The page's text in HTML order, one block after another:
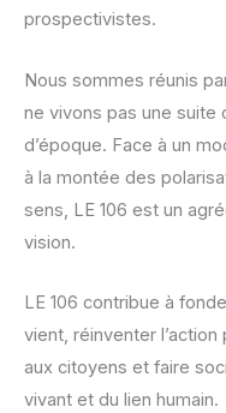
prospectivistes.
Nous sommes réunis
ne vivons pas une suite
d’époque. Face à un
à la montée des
sens, LE 106 est un
vision.
LE 106 contribue à
vient, réinventer
aux citoyens et faire
vivant et du lien humain.